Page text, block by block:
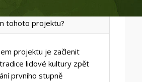
tohoto projektu?
projektu je začlenit
lidové kultury zpět
prvního stupně